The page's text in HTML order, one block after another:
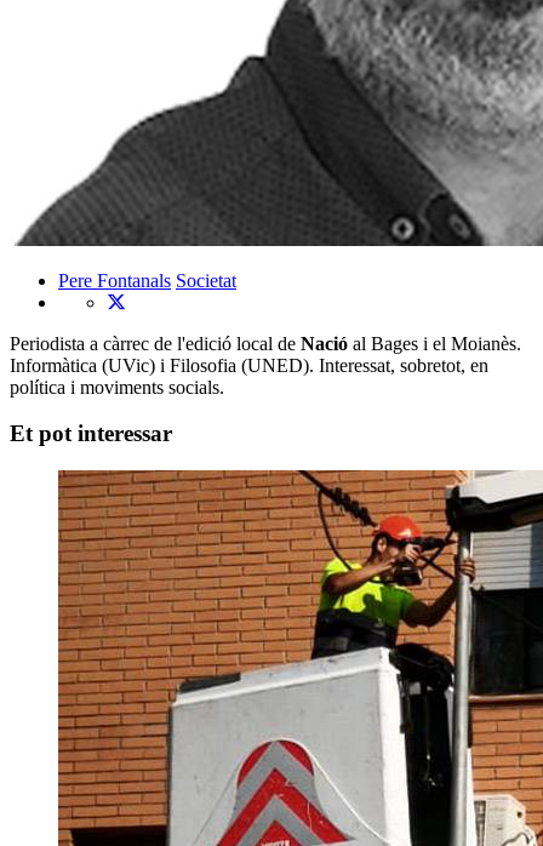
Pere Fontanals Societat
Periodista a càrrec de l'edició local de Nació al Bages i el Moianès.
Informàtica (UVic) i Filosofia (UNED). Interessat, sobretot, en
política i moviments socials.
Et pot interessar